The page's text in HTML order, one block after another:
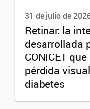
31 de julio de
Retinar: la
desarrollada
CONICET
pérdida
diabetes